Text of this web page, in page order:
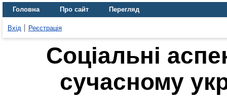
Головна Про сайт Перегляд
Вхід Реєстрація
Соціальні
сучасному